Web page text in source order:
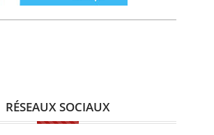
RÉSEAUX SOCIAUX